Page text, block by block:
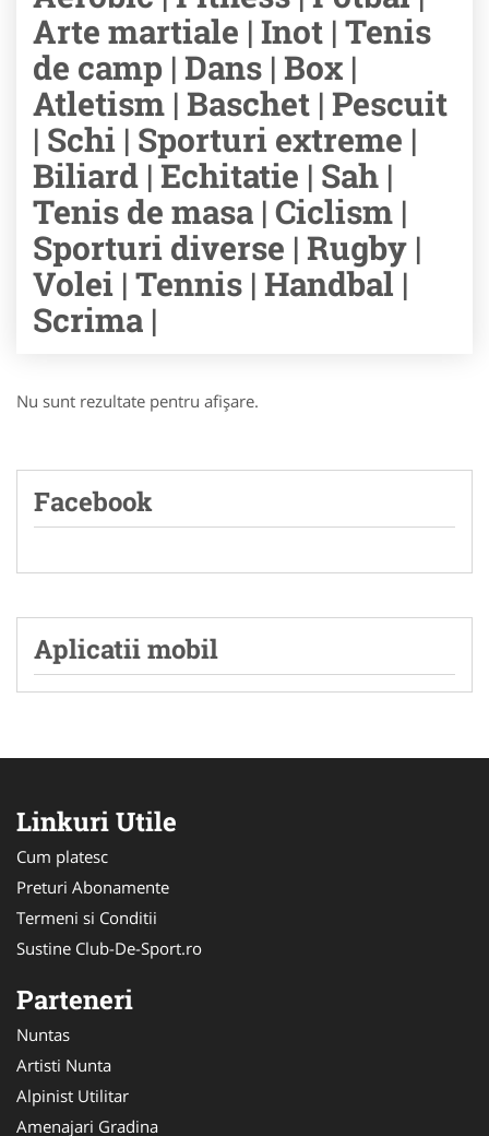
Arte martiale | Inot | Tenis
de camp | Dans | Box |
Atletism | Baschet | Pescuit
| Schi | Sporturi extreme |
Biliard | Echitatie | Sah |
Tenis de masa | Ciclism |
Sporturi diverse | Rugby |
Volei | Tennis | Handbal |
Scrima |
Nu sunt rezultate pentru afişare.
Facebook
Aplicatii mobil
Linkuri Utile
Cum platesc
Preturi Abonamente
Termeni si Conditii
Sustine Club-De-Sport.ro
Parteneri
Nuntas
Artisti Nunta
Alpinist Utilitar
Amenajari Gradina